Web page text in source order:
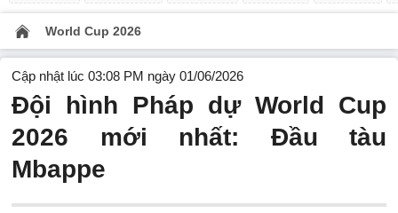
World Cup 2026
Cập nhật lúc 03:08 PM ngày 01/06/2026
Đội hình Pháp dự World Cup
2026 mới nhất: Đầu tàu
Mbappe